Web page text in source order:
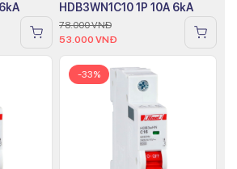
HDB3WN1C10 1P 10A 6kA
78.000VNĐ
53.000 VNĐ
-33%